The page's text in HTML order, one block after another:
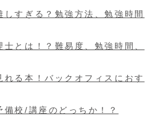
しすぎる？勉強方法、勉強時間
とは！？難易度、勉強時間、
れる本！バックオフィスにおす
備校/講座のどっちか！？